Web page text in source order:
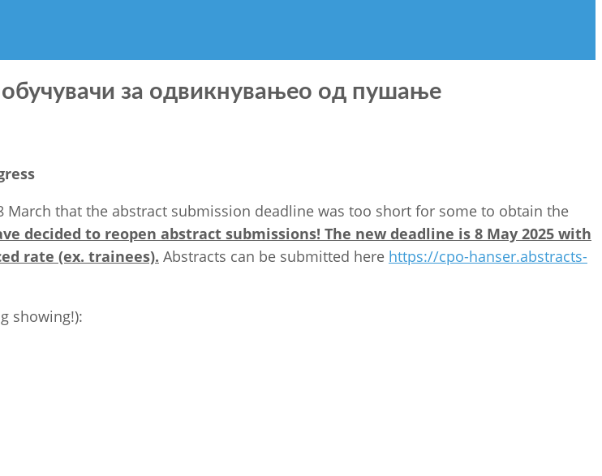
обучувачи за одвикнувањео од пушање
that the abstract submission deadline was too short for some to obtain the
decided to reopen abstract submissions! The new deadline is 8 May 2025 with
rate (ex. trainees). Abstracts can be submitted here https://cpo-hanser.abstracts-
showing!):